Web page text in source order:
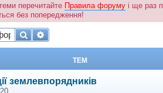
перечитайте Правила форуму і ще раз
без попередження!
ПошукРозширений пошук
ТЕМ
землевпорядників